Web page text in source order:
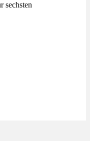
sechsten